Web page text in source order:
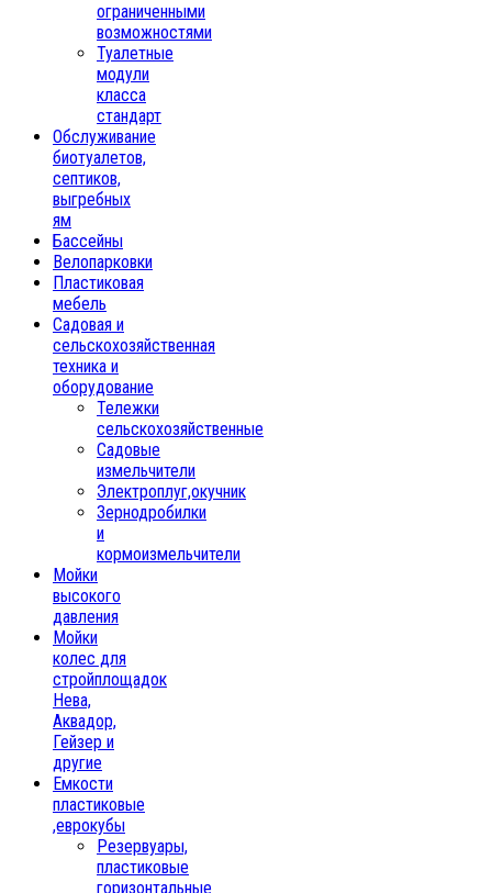
ограниченными
возможностями
Туалетные
модули
класса
стандарт
Обслуживание
биотуалетов,
септиков,
выгребных
ям
Бассейны
Велопарковки
Пластиковая
мебель
Садовая и
сельскохозяйственная
техника и
оборудование
Тележки
сельскохозяйственные
Садовые
измельчители
Электроплуг,окучник
Зернодробилки
и
кормоизмельчители
Мойки
высокого
давления
Мойки
колес для
стройплощадок
Нева,
Аквадор,
Гейзер и
другие
Емкости
пластиковые
,еврокубы
Резервуары,
пластиковые
горизонтальные